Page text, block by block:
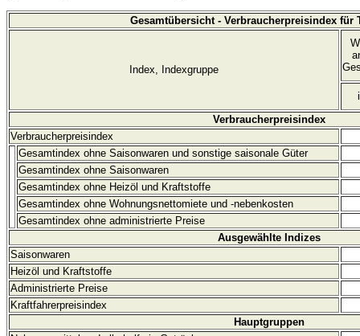
Gesamtübersicht - Verbraucherpreisindex für
Index, Indexgruppe
Verbraucherpreisindex
Verbraucherpreisindex
Gesamtindex ohne Saisonwaren und sonstige saisonale Güter
Gesamtindex ohne Saisonwaren
Gesamtindex ohne Heizöl und Kraftstoffe
Gesamtindex ohne Wohnungsnettomiete und -nebenkosten
Gesamtindex ohne administrierte Preise
Ausgewählte Indizes
Saisonwaren
Heizöl und Kraftstoffe
Administrierte Preise
Kraftfahrerpreisindex
Hauptgruppen